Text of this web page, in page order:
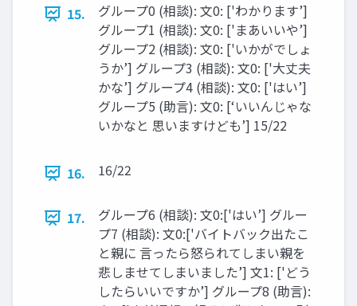
15.
グループ0 (相談): 文0: ['わかります’]
グループ1 (相談): 文0: ['まあいいや’]
グループ2 (相談): 文0: ['いかがでしょ
うか’] グループ3 (相談): 文0: ['大丈夫
かな’] グループ4 (相談): 文0: ['はい’]
グループ5 (助言): 文0: [‘いいんじゃな
いかなと 思いますけども’] 15/22
16. 16/22
17.
グループ6 (相談): 文0:['はい’] グルー
プ7 (相談): 文0:['バイトバック出たこ
と親に 言ったら怒られてしまい親を
悲しませてしまいました’] 文1: ['どう
したらいいですか’] グループ8 (助言):